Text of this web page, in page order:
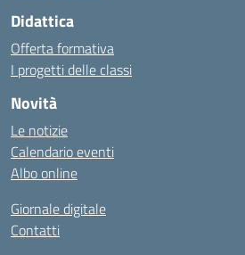
Didattica
Offerta formativa
I progetti delle classi
Novità
Le notizie
Calendario eventi
Albo online
Giornale digitale
Contatti